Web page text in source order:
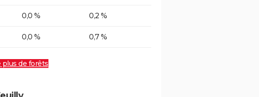
0,0 % 0,2 %
0,0 % 0,7 %
plus de forêts